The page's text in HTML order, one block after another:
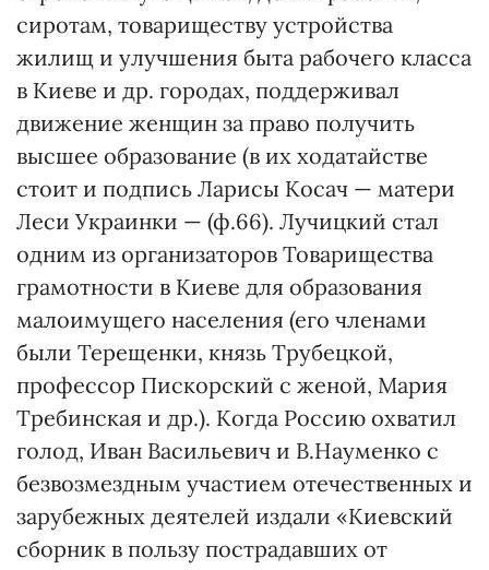
сиротам, товариществу устройства
жилищ и улучшения быта рабочего класса
в Киеве и др. городах, поддерживал
движение женщин за право получить
высшее образование (в их ходатайстве
стоит и подпись Ларисы Косач — матери
Леси Украинки — (ф.66). Лучицкий стал
одним из организаторов Товарищества
грамотности в Киеве для образования
малоимущего населения (его членами
были Терещенки, князь Трубецкой,
профессор Пискорский с женой, Мария
Требинская и др.). Когда Россию охватил
голод, Иван Васильевич и В.Науменко с
безвозмездным участием отечественных и
зарубежных деятелей издали «Киевский
сборник в пользу пострадавших от